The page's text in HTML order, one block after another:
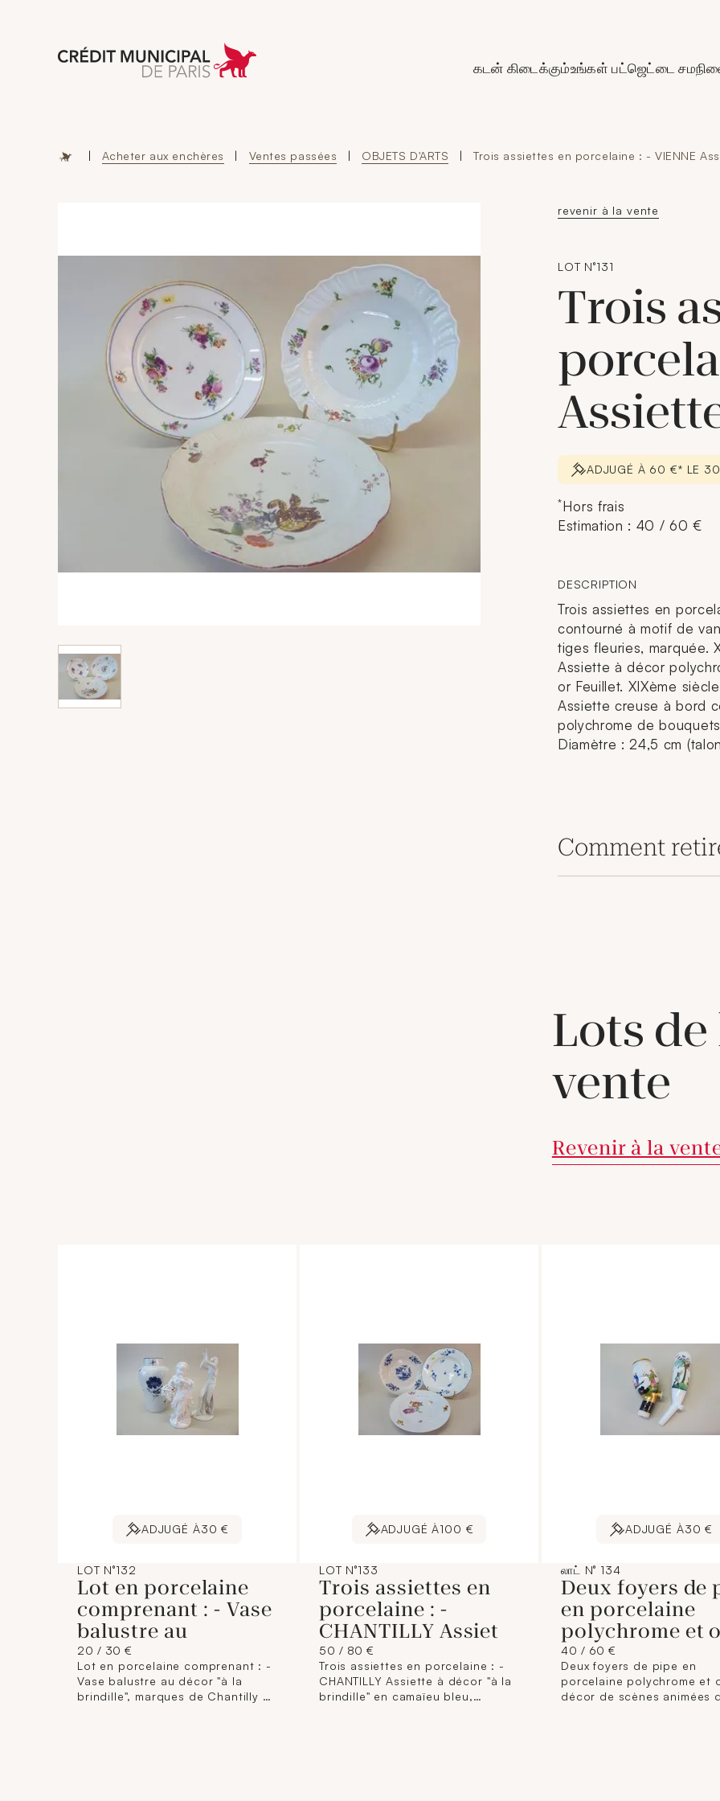
Aller à l'accueil de Crédit Municipal de Paris
கடன் கிடைக்கும்உங்கள் பட்ஜெட்டை
| Acheter aux enchères | Ventes passées | OBJETS D'ARTS | Trois assiettes en porcelaine : - VIENNE
revenir à la vente
LOT N°131
Trois
ADJUGÉ À 60 €* LE
*Hors frais
Estimation : 40 / 60 €
DESCRIPTION
Trois assiettes en
contourné à motif de
tiges fleuries, marquée.
Assiette à décor
or Feuillet. XIXème
Assiette creuse à bord
polychrome de
Diamètre : 24,5 cm
Comment
Lots de
vente
Revenir à la
ADJUGÉ À30 €
LOT N°132
Lot en porcelaine
comprenant : - Vase
balustre au
20 / 30 €
Lot en porcelaine comprenant : -
Vase balustre au décor "à la
brindille", marques de Chantilly et
ADJUGÉ À100 €
LOT N°133
Trois assiettes en
porcelaine : -
CHANTILLY Assiet
50 / 80 €
Trois assiettes en porcelaine : -
CHANTILLY Assiette à décor "à la
brindille" en camaïeu bleu,
ADJUGÉ À30 €
லாட் N° 134
Deux foyers de
en porcelaine
polychrome et
40 / 60 €
Deux foyers de pipe en
porcelaine polychrome et
décor de scènes animées